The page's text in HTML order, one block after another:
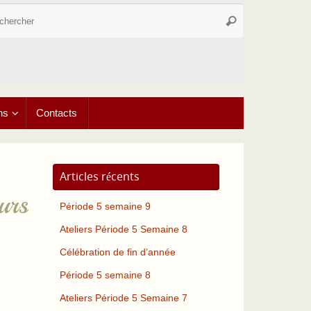
Rechercher
Contacts
Articles récents
Période 5 semaine 9
Ateliers Période 5 Semaine 8
Célébration de fin d’année
Période 5 semaine 8
Ateliers Période 5 Semaine 7